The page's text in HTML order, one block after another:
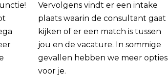
Vervolgens vindt er een intake
plaats waarin de consultant gaat
kijken of er een match is tussen
jou en de vacature. In sommige
gevallen hebben we meer opties
voor je.